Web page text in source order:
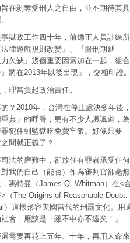
在剝奪受刑人之自由，並不期待其具
獄政工作四十年，前矯正人員訓練所
律遊戲規則改變』、『服刑期延
欠缺』幾個重要因素加在一起，組合
將在2013年以後出現」，交相印證
理當負起政治責任。
？2010年，台灣在停止處決多年後
典」的呼聲，更有不少人譏諷道，為
犯住到監獄吃免費牢飯。好像只要
間就正義了？
法的磨難中，卻放任有罪者承受任何
我們自己（能否）作為審判官卻毫無
惠特曼（James Q. Whitman）在<
（The Origins of Reasonable Doubt:
）這樣形容美國當代的刑罰文化。用
會，應該是「雖不中亦不遠矣！」
需要再花上五年、十年，再用人命來